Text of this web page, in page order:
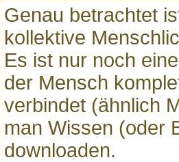
Genau betrachtet
kollektive
Es ist nur noch
der Mensch
verbindet (ähnlich
man Wissen (oder
downloaden.